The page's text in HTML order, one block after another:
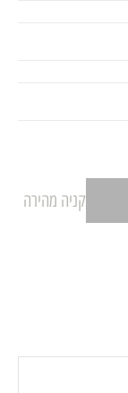
קניה מהירה